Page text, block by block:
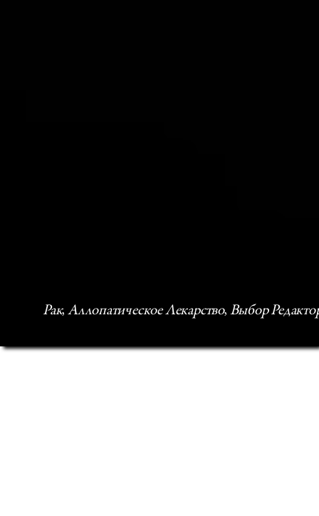
Рак, Аллопатическое Лекарство, Выбор